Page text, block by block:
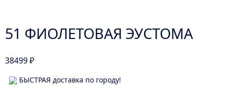
51 ФИОЛЕТОВАЯ ЭУСТОМА
38499₽
БЫСТРАЯ доставка по городу!